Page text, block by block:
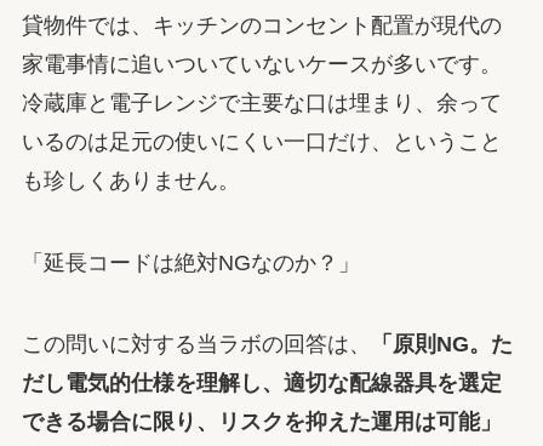
貸物件では、キッチンのコンセント配置が現代の
家電事情に追いついていないケースが多いです。
冷蔵庫と電子レンジで主要な口は埋まり、余って
いるのは足元の使いにくい一口だけ、ということ
も珍しくありません。
「延長コードは絶対NGなのか？」
この問いに対する当ラボの回答は、
「原則NG。た
だし電気的仕様を理解し、適切な配線器具を選定
できる場合に限り、リスクを抑えた運用は可能」